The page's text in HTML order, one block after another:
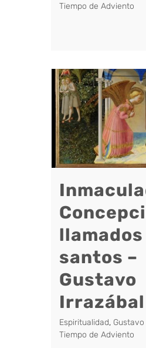
Tiempo de Adviento
santos –
Gustavo
Irrazábal
Espiritualidad,
Tiempo de Adviento